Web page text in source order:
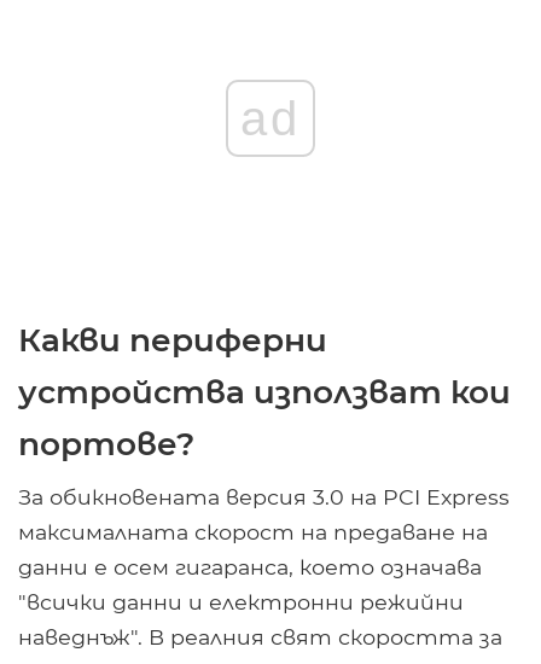
ad
Какви периферни
устройства използват кои
портове?
За обикновената версия 3.0 на PCI Express
максималната скорост на предаване на
данни е осем гигаранса, което означава
"всички данни и електронни режийни
наведнъж". В реалния свят скоростта за